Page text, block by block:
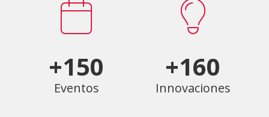
+150
Eventos
+160
Innovaciones